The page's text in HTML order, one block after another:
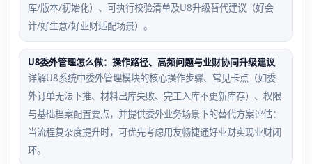
库/版本/初始化）、可执行校验清单及U8升级替代建议（好会
计/好生意/好业财适配场景）。
U8委外管理怎么做：操作路径、高频问题与业财协同升级建议
详解U8系统中委外管理模块的核心操作步骤、常见卡点（如委
外订单无法下推、材料出库失败、完工入库不更新库存）、权限
与基础档案配置要点，并提供委外业务场景下的替代方案评估：
当流程复杂度提升时，可优先考虑用友畅捷通好业财实现业财闭
环。